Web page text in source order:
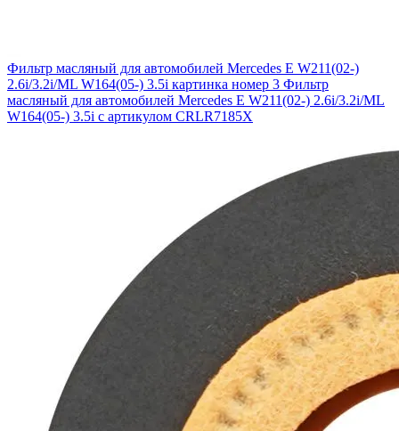
Фильтр масляный для автомобилей Mercedes E W211(02-)
2.6i/3.2i/ML W164(05-) 3.5i картинка номер 3 Фильтр
масляный для автомобилей Mercedes E W211(02-) 2.6i/3.2i/ML
W164(05-) 3.5i с артикулом CRLR7185X